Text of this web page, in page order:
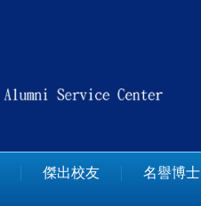
傑出校友 名譽博士